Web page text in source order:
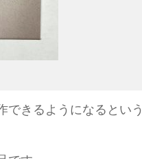
できるようになるという